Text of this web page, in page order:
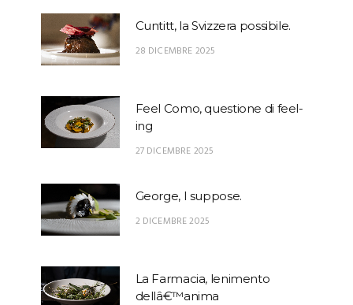
Cuntitt, la Svizzera possibile.
28 DICEMBRE 2025
Feel Como, questione di feel-
ing
27 DICEMBRE 2025
George, I suppose.
2 DICEMBRE 2025
La Farmacia, lenimento
dellâ€™anima